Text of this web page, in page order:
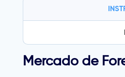
Mercado de